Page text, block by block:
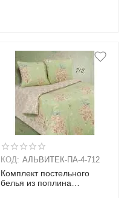
КОД: АЛЬВИТЕК-ПA-4-712
Комплект постельного
белья из поплина